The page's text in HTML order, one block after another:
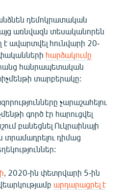
դեմոկրատական
առնվազն տեսականորեն
ավարտվել հունվարի 20-
հարձակումը
հանրապետական
տարբերակը:
չարաշահելու
գործ էր հարուցվել
բանեցնել Ուկրաինայի
տրամադրելու դիմաց
, 2020-ին փետրվարի 5-ին
արդարացրել է